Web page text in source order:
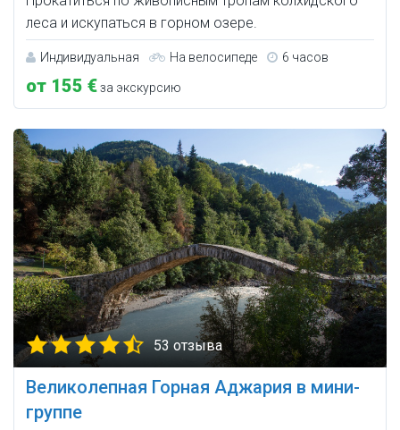
леса и искупаться в горном озере.
Индивидуальная На велосипеде 6 часов
от 155 €за экскурсию
53 отзыва
Великолепная Горная Аджария в мини-
группе